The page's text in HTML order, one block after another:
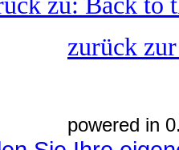
zurück
powered in